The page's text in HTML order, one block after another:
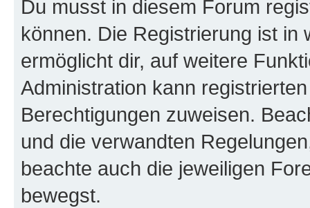
Du musst in diesem Forum
können. Die Registrierung ist in
ermöglicht dir, auf weitere
Administration kann
Berechtigungen zuweisen.
und die verwandten
beachte auch die jeweiligen
bewegst.